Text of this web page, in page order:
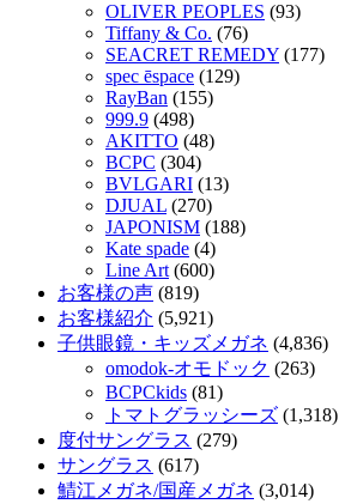
OLIVER PEOPLES (93)
Tiffany & Co. (76)
SEACRET REMEDY (177)
spec ēspace (129)
RayBan (155)
999.9 (498)
AKITTO (48)
BCPC (304)
BVLGARI (13)
DJUAL (270)
JAPONISM (188)
Kate spade (4)
Line Art (600)
お客様の声 (819)
お客様紹介 (5,921)
子供眼鏡・キッズメガネ (4,836)
omodok-オモドック (263)
BCPCkids (81)
トマトグラッシーズ (1,318)
度付サングラス (279)
サングラス (617)
鯖江メガネ/国産メガネ (3,014)